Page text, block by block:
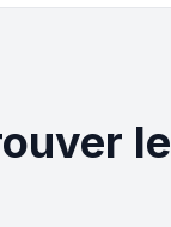
le